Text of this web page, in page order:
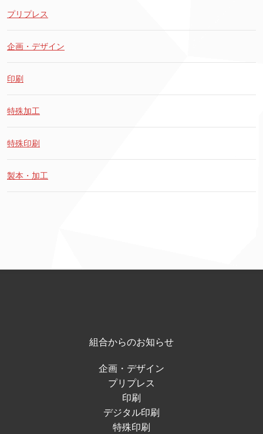
プリプレス
企画・デザイン
印刷
特殊加工
特殊印刷
製本・加工
組合からのお知らせ
企画・デザイン
プリプレス
印刷
デジタル印刷
特殊印刷